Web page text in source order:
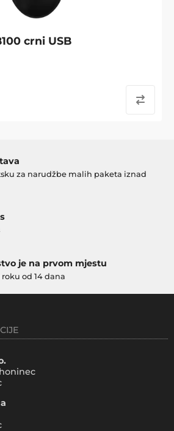
crni USB
za narudžbe malih paketa iznad
je na prvom mjestu
od 14 dana